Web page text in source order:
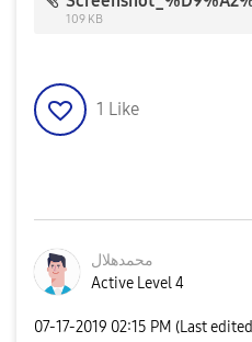
109 KB
1 Like
محمدهلال
Active Level 4
‎07-17-2019 02:15 PM (Last edited